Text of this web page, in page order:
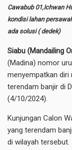
Cawabub 01,Ichwan
kondisi lahan
ada solusi ( dedek)
Siabu (Mandailing
(Madina) nomor
menyempatkan diri
terendam banjir di
(4/10/2024).
Kunjungan Calon
yang terendam
di wilayah tersebut.